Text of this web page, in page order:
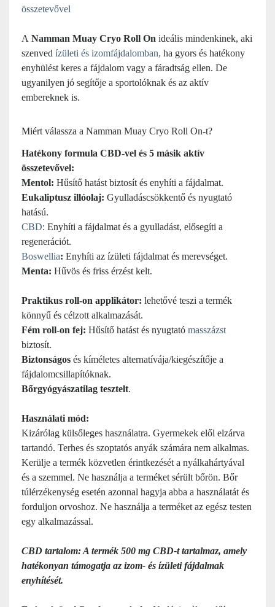
összetevővel
A Namman Muay Cryo Roll On ideális mindenkinek, aki
szenved ízületi és izomfájdalomban, ha gyors és hatékony
enyhülést keres a fájdalom vagy a fáradtság ellen. De
ugyanilyen jó segítője a sportolóknak és az aktív
embereknek is.
Miért válassza a Namman Muay Cryo Roll On-t?
Hatékony formula CBD-vel és 5 másik aktív
összetevővel:
Mentol: Hűsítő hatást biztosít és enyhíti a fájdalmat.
Eukaliptusz illóolaj: Gyulladáscsökkentő és nyugtató
hatású.
CBD: Enyhíti a fájdalmat és a gyulladást, elősegíti a
regenerációt.
Boswellia: Enyhíti az ízületi fájdalmat és merevséget.
Menta: Hűvös és friss érzést kelt.
Praktikus roll-on applikátor: lehetővé teszi a termék
könnyű és célzott alkalmazását.
Fém roll-on fej: Hűsítő hatást és nyugtató masszázst
biztosít.
Biztonságos és kíméletes alternatívája/kiegészítője a
fájdalomcsillapítóknak.
Bőrgyógyászatilag tesztelt.
Használati mód:
Kizárólag külsőleges használatra. Gyermekek elől elzárva
tartandó. Terhes és szoptatós anyák számára nem alkalmas.
Kerülje a termék közvetlen érintkezését a nyálkahártyával
és a szemmel. Ne használja a terméket sérült bőrön. Bőr
túlérzékenység esetén azonnal hagyja abba a használatát és
forduljon orvoshoz. Ne használja a terméket az egész testen
egy alkalmazással.
CBD tartalom: A termék 500 mg CBD-t tartalmaz, amely
hatékonyan támogatja az izom- és ízületi fájdalmak
enyhítését.